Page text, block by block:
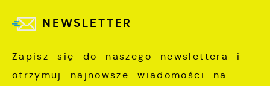
NEWSLETTER
Zapisz się do naszego newslettera i
otrzymuj najnowsze wiadomości na